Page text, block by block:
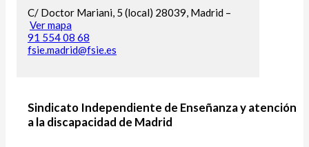
C/ Doctor Mariani, 5 (local) 28039, Madrid –
Ver mapa
91 554 08 68
fsie.madrid@fsie.es
Sindicato Independiente de Enseñanza y atención
a la discapacidad de Madrid